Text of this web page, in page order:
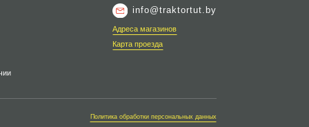
info@traktortut.by
Адреса магазинов
Карта проезда
Политика обработки персональных данных